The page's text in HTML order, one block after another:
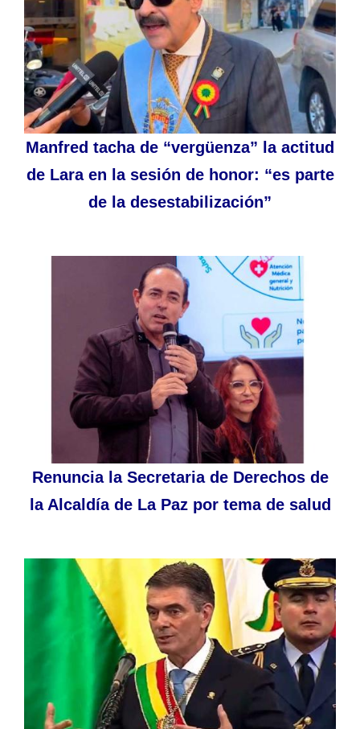
Manfred tacha de “vergüenza” la actitud
de Lara en la sesión de honor: “es parte
de la desestabilización”
Renuncia la Secretaria de Derechos de
la Alcaldía de La Paz por tema de salud